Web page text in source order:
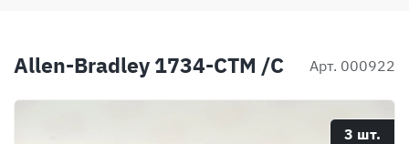
Вопросы и ответы
О компании
Allen-Bradley 1734-CTM /C Арт. 000922
3 шт.